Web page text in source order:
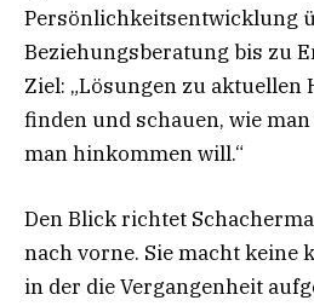
Persönlichkeitsentwicklung
Beziehungsberatung bis zu
Ziel: „Lösungen zu
finden und schauen, wie
man hinkommen will.“
Den Blick richtet
nach vorne. Sie macht keine
in der die Vergangenheit